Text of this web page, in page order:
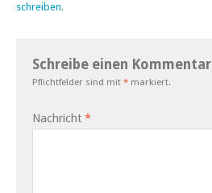
schreiben.
Schreibe einen Kommentar
Pflichtfelder sind mit * markiert.
Nachricht *